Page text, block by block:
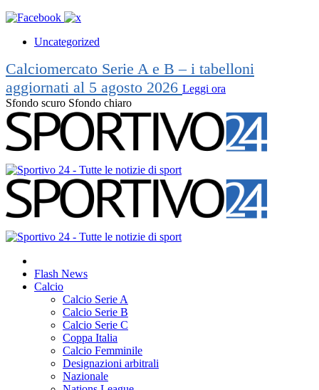
Uncategorized
Calciomercato Serie A e B – i tabelloni
aggiornati al 5 agosto 2026 Leggi ora
Sfondo scuro Sfondo chiaro
Flash News
Calcio
Calcio Serie A
Calcio Serie B
Calcio Serie C
Coppa Italia
Calcio Femminile
Designazioni arbitrali
Nazionale